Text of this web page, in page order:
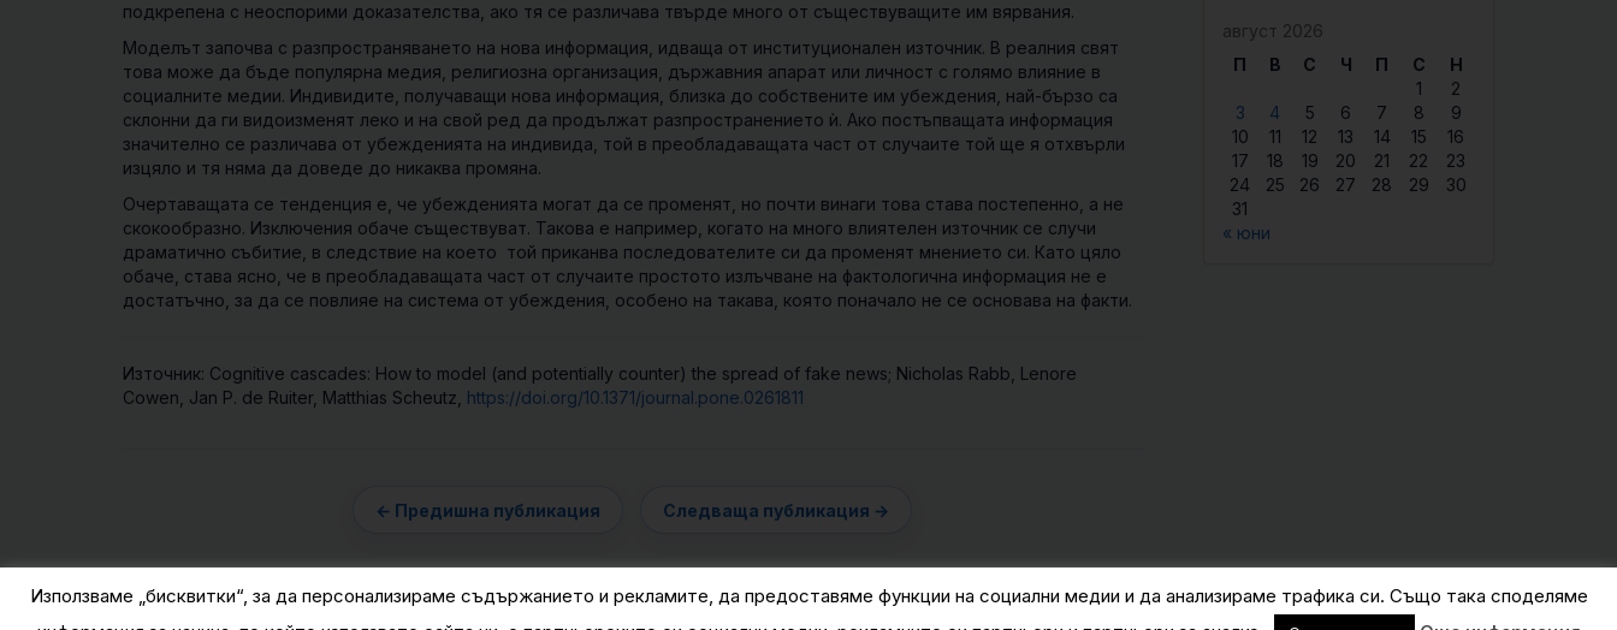
подкрепена с неоспорими доказателства, ако тя се различава твърде много от съществуващите им вярвания.
Моделът започва с разпространяването на нова информация, идваща от институционален източник. В реалния свят
това може да бъде популярна медия, религиозна организация, държавния апарат или личност с голямо влияние в
социалните медии. Индивидите, получаващи нова информация, близка до собствените им убеждения, най-бързо са
склонни да ги видоизменят леко и на свой ред да продължат разпространението ѝ. Ако постъпващата информация
значително се различава от убежденията на индивида, той в преобладаващата част от случаите той ще я отхвърли
изцяло и тя няма да доведе до никаква промяна.
Очертаващата се тенденция е, че убежденията могат да се променят, но почти винаги това става постепенно, а не
скокообразно. Изключения обаче съществуват. Такова е например, когато на много влиятелен източник се случи
драматично събитие, в следствие на което той приканва последователите си да променят мнението си. Като цяло
обаче, става ясно, че в преобладаващата част от случаите простото излъчване на фактологична информация не е
достатъчно, за да се повлияе на система от убеждения, особено на такава, която поначало не се основава на факти.
Източник: Cognitive cascades: How to model (and potentially counter) the spread of fake news; Nicholas Rabb, Lenore
Cowen, Jan P. de Ruiter, Matthias Scheutz, https://doi.org/10.1371/journal.pone.0261811
август 2026
П
В С Ч П С
Н
1
2
3
4 5 6 7 8
9
10
11 12 13 14 15
16
17
18 19 20 21 22
23
24
25 26 27 28 29
30
31
« юни
Използваме „бисквитки“, за да персонализираме съдържанието и рекламите, да предоставяме функции на социални медии и да анализираме трафика си. Също така споделяме